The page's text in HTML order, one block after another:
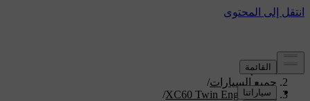
الدعم/
جميع السيارات/
XC60 Twin Engine 2020
/